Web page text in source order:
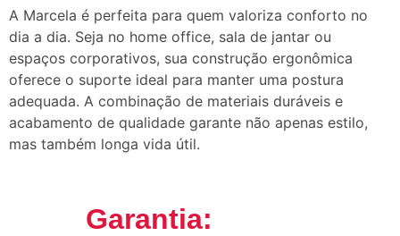
A Marcela é perfeita para quem valoriza conforto no
dia a dia. Seja no home office, sala de jantar ou
espaços corporativos, sua construção ergonômica
oferece o suporte ideal para manter uma postura
adequada. A combinação de materiais duráveis e
acabamento de qualidade garante não apenas estilo,
mas também longa vida útil.
Garantia: